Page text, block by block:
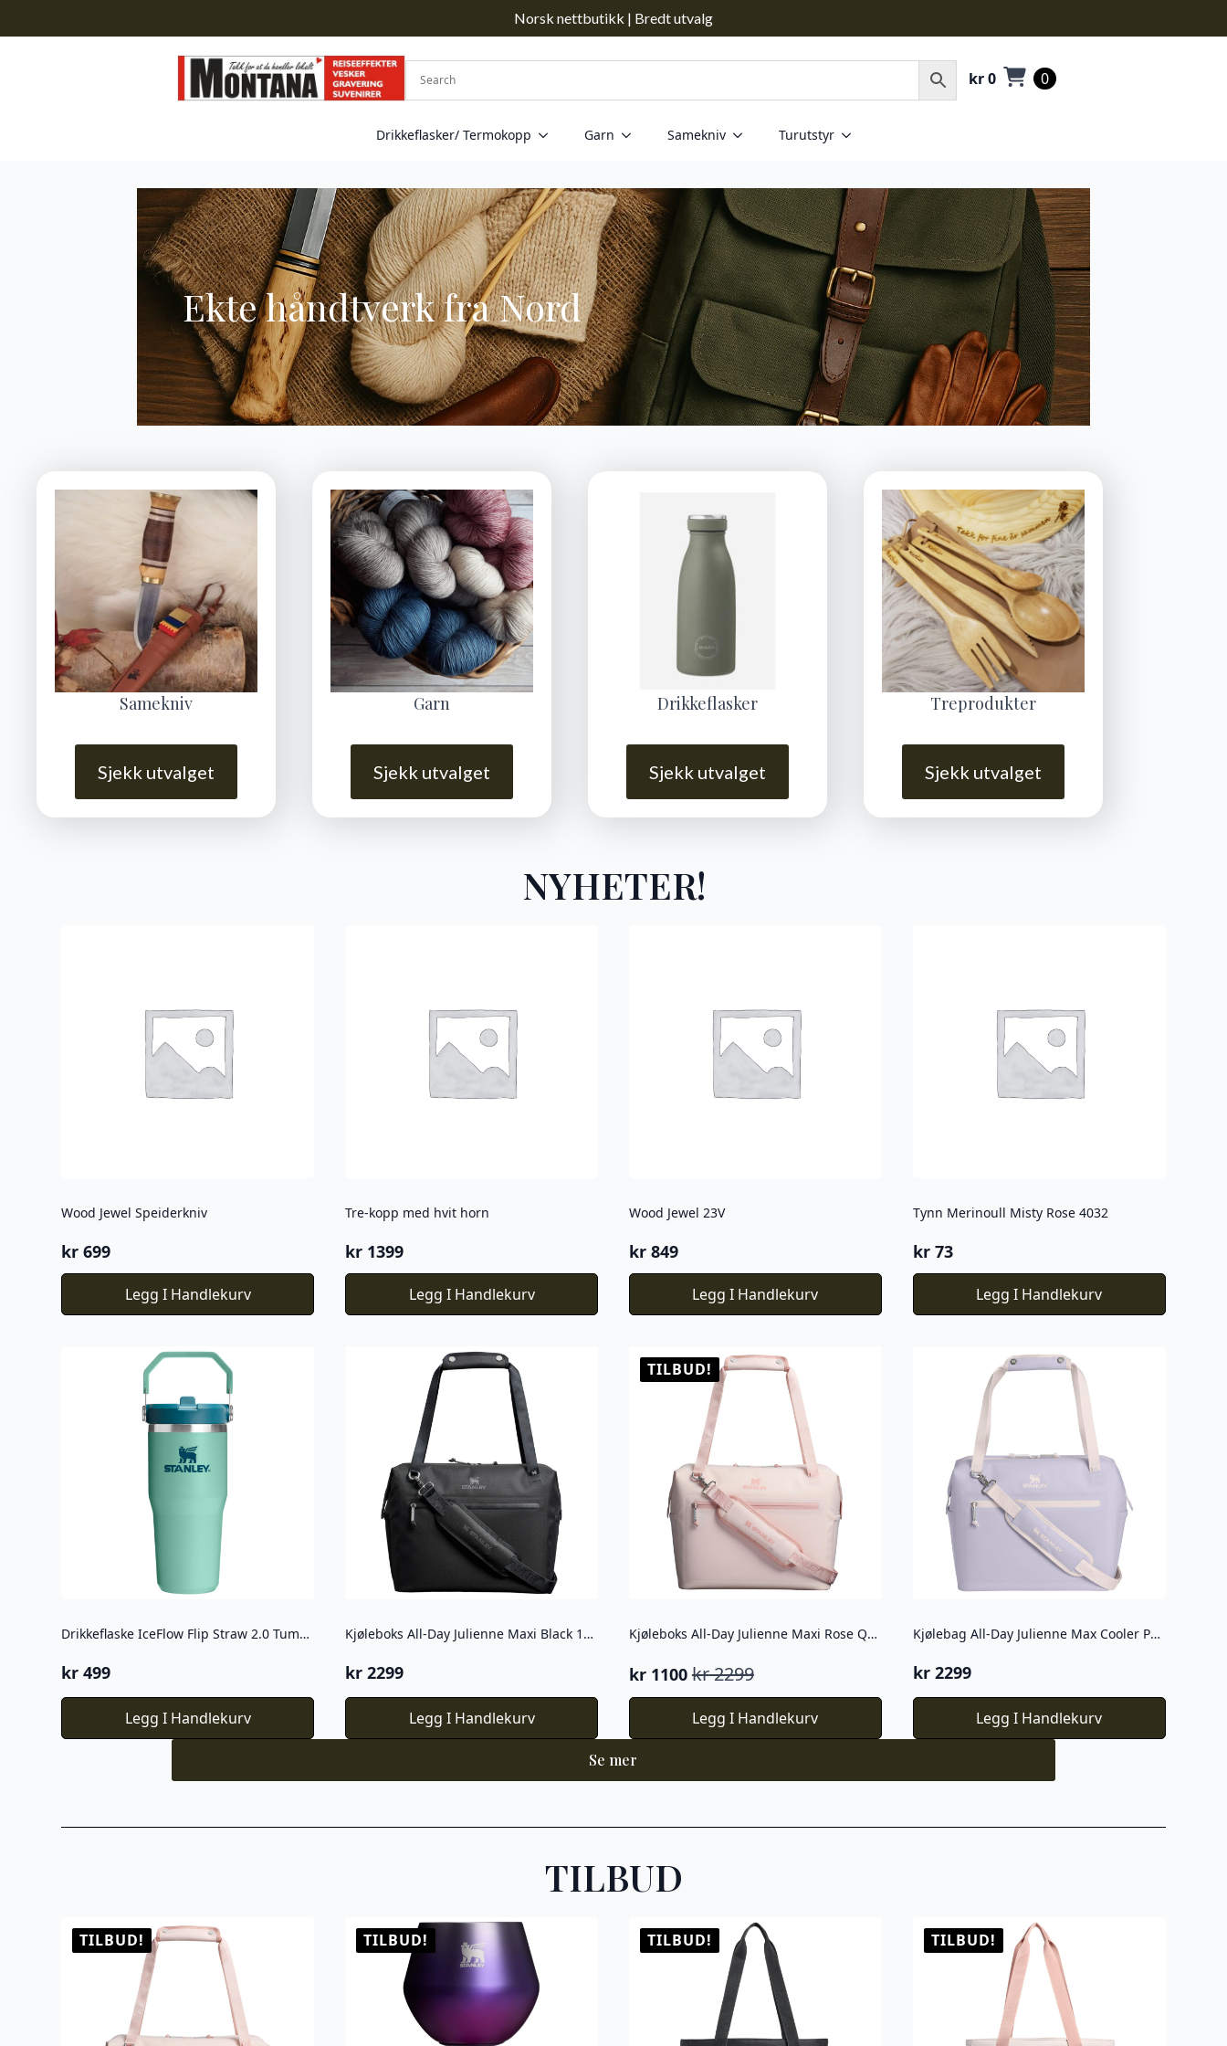
Norsk nettbutikk | Bredt utvalg
kr0 0
Drikkeflasker/ Termokopp Garn Samekniv Turutstyr
Ekte håndtverk fra Nord
Samekniv
Sjekk utvalget
Garn
Sjekk utvalget
Drikkeflasker
Sjekk utvalget
Treprodukter
Sjekk utvalget
NYHETER!
Wood Jewel Speiderkniv
kr 699
Legg I Handlekurv
Tre-kopp med hvit horn
kr 1399
Legg I Handlekurv
Wood Jewel 23V
kr849
Legg I Handlekurv
Tynn Merinoull Misty Rose 4032
kr73
Legg I Handlekurv
Drikkeflaske IceFlow Flip Straw 2.0 Tumbler Spring Green 0,41L
kr 499
Legg I Handlekurv
Kjøleboks All-Day Julienne Maxi Black 18,9 L
kr 2299
Legg I Handlekurv
TILBUD!
Kjøleboks All-Day Julienne Maxi Rose Quartz 18,9 L
kr2299
Opprinnelig
pris
kr 2299.
kr1100
Nåværende
pris
kr 1100.
Legg I Handlekurv
Kjølebag All-Day Julienne Max Cooler Purple Dust 18,9L
kr2299
Legg I Handlekurv
Se mer
TILBUD
TILBUD! TILBUD! TILBUD! TILBUD!